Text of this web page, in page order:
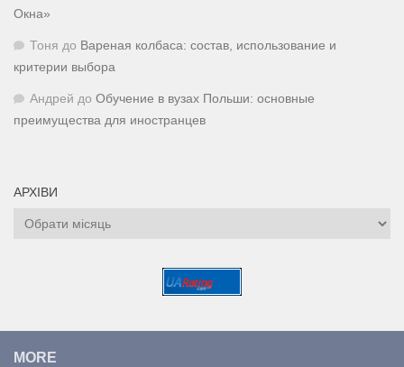
Окна»
Тоня до Вареная колбаса: состав, использование и
критерии выбора
Андрей до Обучение в вузах Польши: основные
преимущества для иностранцев
АРХІВИ
Архіви
MORE